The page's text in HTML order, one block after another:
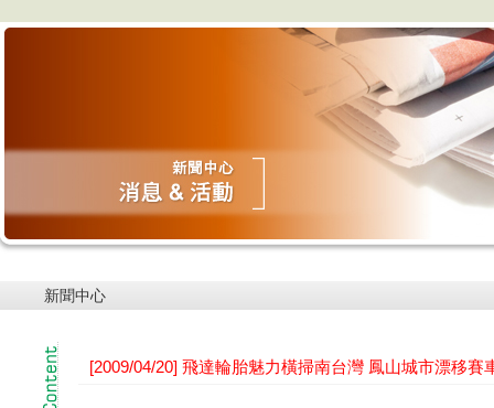
新聞中心
[2009/04/20] 飛達輪胎魅力橫掃南台灣 鳳山城市漂移賽